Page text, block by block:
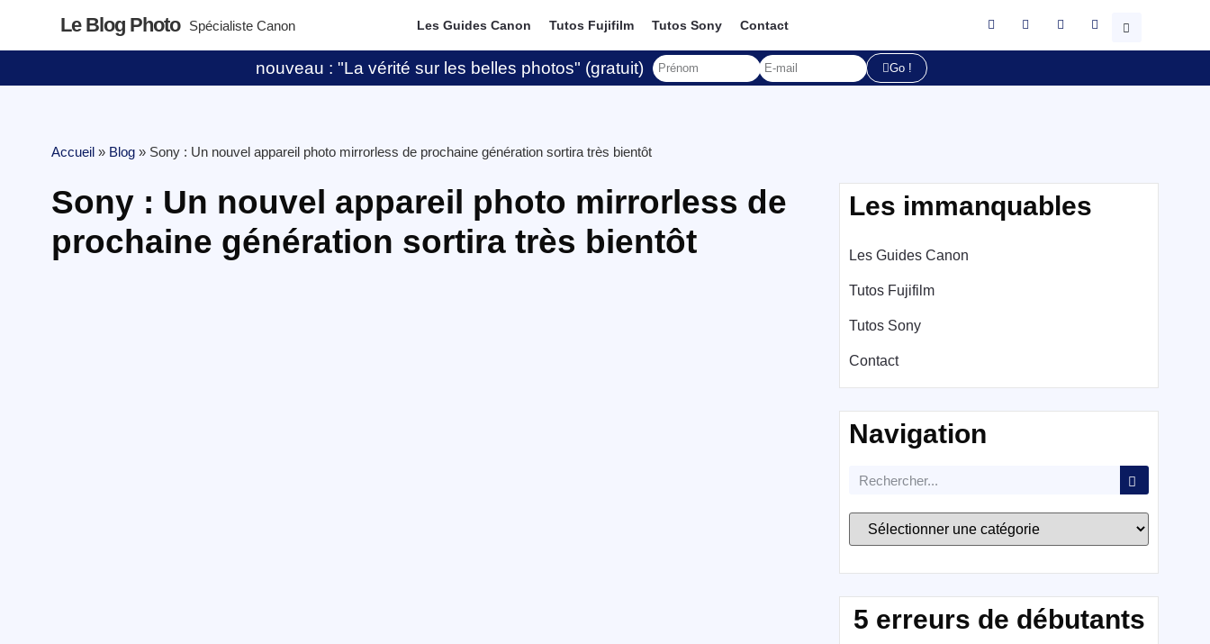
Le Blog Photo Spécialiste Canon Les Guides Canon Tutos Fujifilm Tutos Sony Contact
nouveau : "La vérité sur les belles photos" (gratuit) Go !
Accueil » Blog » Sony : Un nouvel appareil photo mirrorless de prochaine génération sortira très bientôt
Sony : Un nouvel appareil photo mirrorless de
prochaine génération sortira très bientôt
Les immanquables
Les Guides Canon
Tutos Fujifilm
Tutos Sony
Contact
Navigation
5 erreurs de débutants